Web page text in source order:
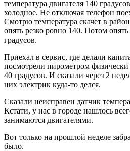
температура двигателя 140
холодное. Не отключая телефон
Смотрю температура скачет в
опять резко ровно 140. Потом опять
градусов.
Приехал в сервис, где делали
посмотрели пирометром
40 градусов. И сказали через 2
них электрик куда-то делся.
Сказали неисправен датчик
Кстати, у нас в городе нашлось
занимаются двигателями.
Вот только на прошлой неделе
было.